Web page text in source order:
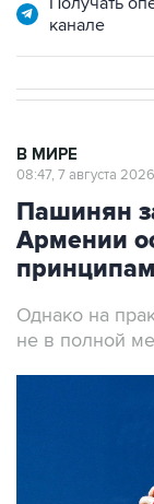
Пашинян
Армении
Однако на